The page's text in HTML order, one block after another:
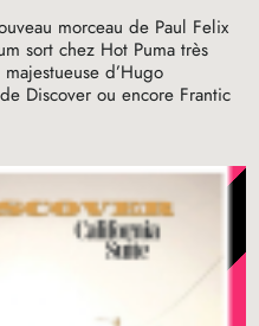
morceau de Paul Felix
sort chez Hot Puma très
d’Hugo
Discover ou encore Frantic